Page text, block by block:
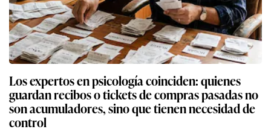
Los expertos en psicología coinciden: quienes
guardan recibos o tickets de compras pasadas no
son acumuladores, sino que tienen necesidad de
control